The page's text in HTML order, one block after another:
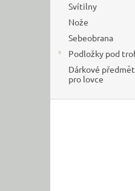
Svítilny
Nože
Sebeobrana
Podložky pod
Dárkové
pro lovce